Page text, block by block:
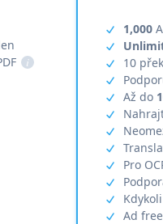
i
1,000
10
Až do
Pro
Ad free